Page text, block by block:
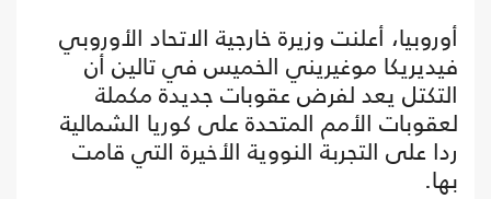
أوروبيا، أعلنت وزيرة خارجية الاتحاد الأوروبي
فيديريكا موغيريني الخميس في تالين أن
التكتل يعد لفرض عقوبات جديدة مكملة
لعقوبات الأمم المتحدة على كوريا الشمالية
ردا على التجربة النووية الأخيرة التي قامت
بها.